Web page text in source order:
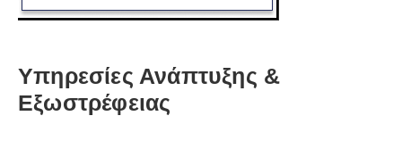
Υπηρεσίες Ανάπτυξης &
Εξωστρέφειας